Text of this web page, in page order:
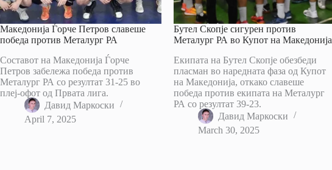
Македонија Ѓорче Петров славеше
победа против Металург РА
Составот на Македонија Ѓорче
Петров забележа победа против
Металург РА со резултат 31-25 во
плеј-офот од Првата лига.
Давид Маркоски
April 7, 2025
Бутел Скопје сигурен против
Металург РА во Купот на Македонија
Екипата на Бутел Скопје обезбеди
пласман во наредната фаза од Купот
на Македонија, откако славеше
победа против екипата на Металург
РА со резултат 39-23.
Давид Маркоски
March 30, 2025